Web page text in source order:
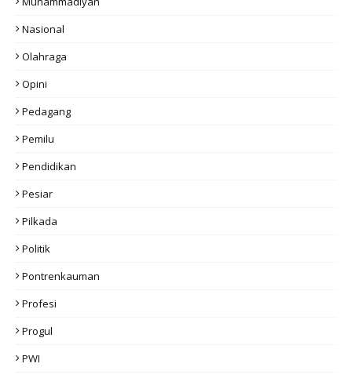
Nasional
Olahraga
Opini
Pedagang
Pemilu
Pendidikan
Pesiar
Pilkada
Politik
Pontrenkauman
Profesi
Progul
PWI